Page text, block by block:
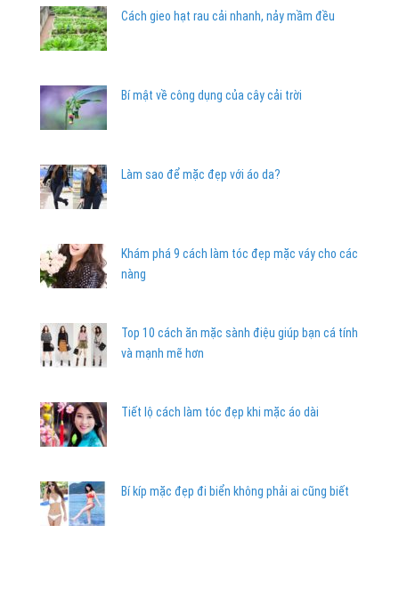
Cách gieo hạt rau cải nhanh, nảy mầm đều
Bí mật về công dụng của cây cải trời
Làm sao để mặc đẹp với áo da?
Khám phá 9 cách làm tóc đẹp mặc váy cho các
nàng
Top 10 cách ăn mặc sành điệu giúp bạn cá tính
và mạnh mẽ hơn
Tiết lộ cách làm tóc đẹp khi mặc áo dài
Bí kíp mặc đẹp đi biển không phải ai cũng biết